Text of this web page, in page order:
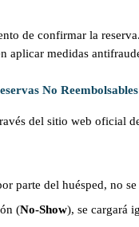
de confirmar la
aplicar medidas
No Reembolsables
del sitio web oficial
parte del huésped, no
(No-Show), se cargará